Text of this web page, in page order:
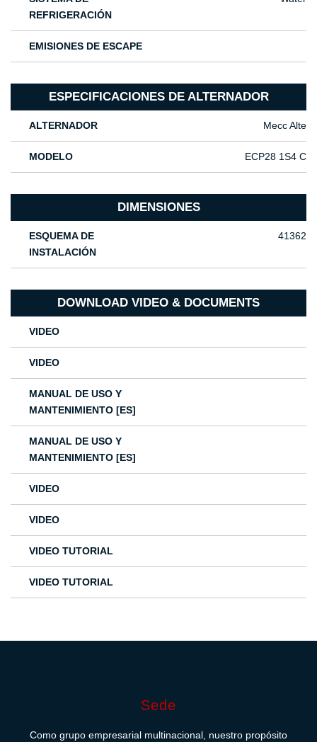
REFRIGERACIÓN
EMISIONES DE ESCAPE
ESPECIFICACIONES DE ALTERNADOR
ALTERNADOR Mecc Alte
MODELO ECP28 1S4 C
DIMENSIONES
ESQUEMA DE
INSTALACIÓN
41362
DOWNLOAD VIDEO & DOCUMENTS
VIDEO
VIDEO
MANUAL DE USO Y
MANTENIMIENTO [ES]
MANUAL DE USO Y
MANTENIMIENTO [ES]
VIDEO
VIDEO
VIDEO TUTORIAL
VIDEO TUTORIAL
Sede
Como grupo empresarial multinacional, nuestro propósito